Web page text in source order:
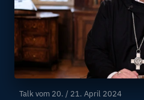
Talk vom 20. / 21. April 2024